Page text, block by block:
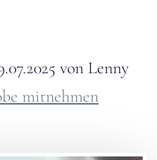
von Lenny
mitnehmen